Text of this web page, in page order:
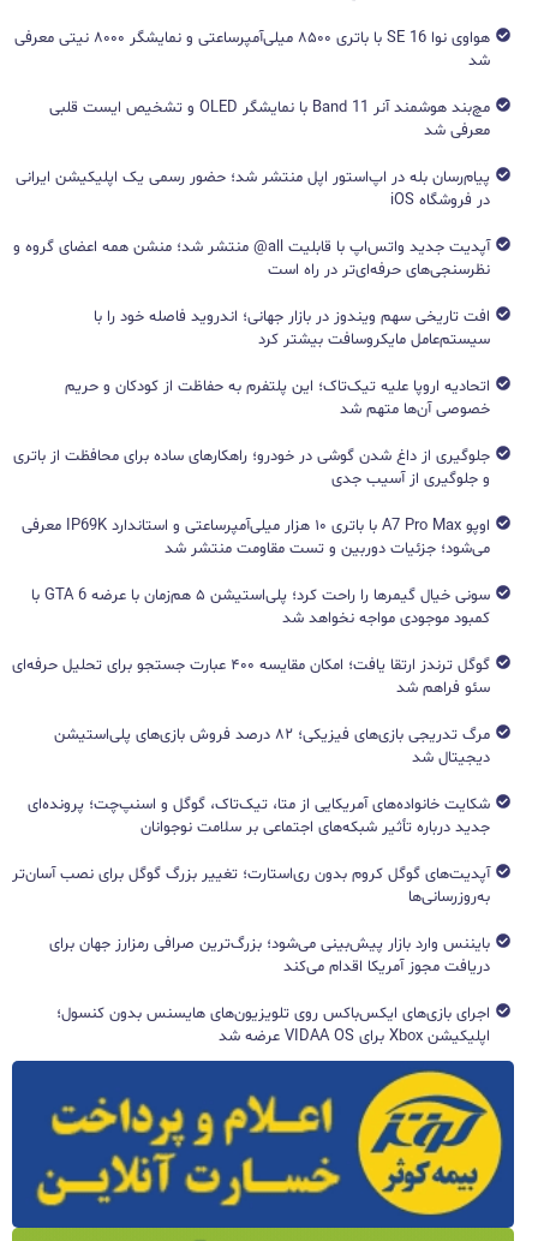
هواوی نوا 16 SE با باتری ۸۵۰۰ میلی‌آمپرساعتی و نمایشگر ۸۰۰۰ نیتی معرفی
شد
مچ‌بند هوشمند آنر Band 11 با نمایشگر OLED و تشخیص ایست قلبی
معرفی شد
پیام‌رسان بله در اپ‌استور اپل منتشر شد؛ حضور رسمی یک اپلیکیشن ایرانی
در فروشگاه iOS
آپدیت جدید واتس‌اپ با قابلیت all@ منتشر شد؛ منشن همه اعضای گروه و
نظرسنجی‌های حرفه‌ای‌تر در راه است
افت تاریخی سهم ویندوز در بازار جهانی؛ اندروید فاصله خود را با
سیستم‌عامل مایکروسافت بیشتر کرد
اتحادیه اروپا علیه تیک‌تاک؛ این پلتفرم به حفاظت از کودکان و حریم
خصوصی آن‌ها متهم شد
جلوگیری از داغ شدن گوشی در خودرو؛ راهکارهای ساده برای محافظت از باتری
و جلوگیری از آسیب جدی
اوپو A7 Pro Max با باتری ۱۰ هزار میلی‌آمپرساعتی و استاندارد IP69K معرفی
می‌شود؛ جزئیات دوربین و تست مقاومت منتشر شد
سونی خیال گیمرها را راحت کرد؛ پلی‌استیشن ۵ هم‌زمان با عرضه GTA 6 با
کمبود موجودی مواجه نخواهد شد
گوگل ترندز ارتقا یافت؛ امکان مقایسه ۴۰۰ عبارت جستجو برای تحلیل حرفه‌ای
سئو فراهم شد
مرگ تدریجی بازی‌های فیزیکی؛ ۸۲ درصد فروش بازی‌های پلی‌استیشن
دیجیتال شد
شکایت خانواده‌های آمریکایی از متا، تیک‌تاک، گوگل و اسنپ‌چت؛ پرونده‌ای
جدید درباره تأثیر شبکه‌های اجتماعی بر سلامت نوجوانان
آپدیت‌های گوگل کروم بدون ری‌استارت؛ تغییر بزرگ گوگل برای نصب آسان‌تر
به‌روزرسانی‌ها
بایننس وارد بازار پیش‌بینی می‌شود؛ بزرگ‌ترین صرافی رمزارز جهان برای
دریافت مجوز آمریکا اقدام می‌کند
اجرای بازی‌های ایکس‌باکس روی تلویزیون‌های هایسنس بدون کنسول؛
اپلیکیشن Xbox برای VIDAA OS عرضه شد